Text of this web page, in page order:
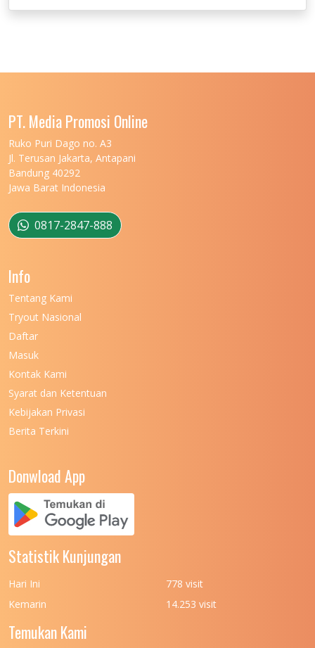
UNIVERSITAS JEMBER
UNIVERSITAS MALIKUSSALEH
UNIVERSITAS MARITIM RAJA ALI HAJI
UNIVERSITAS MATARAM
UNIVERSITAS MULAWARMAN
UNIVERSITAS MUSAMUS
UNIVERSITAS NEGERI KHAIRUN
UNIVERSITAS NEGERI MANADO
UNIVERSITAS NEGERI MEDAN
UNIVERSITAS NEGERI PADANG
UNIVERSITAS NUSA CENDANA
UNIVERSITAS PADJADJARAN
UNIVERSITAS PATTIMURA
(UPN) VETERAN JAKARTA
UNIVERSITAS PEMBANGUNAN NASIONAL
PT. Media Promosi Online
Ruko Puri Dago no. A3
Jl. Terusan Jakarta, Antapani
Bandung 40292
Jawa Barat Indonesia
0817-2847-888
Info
Tentang Kami
Tryout Nasional
Daftar
Masuk
Kontak Kami
Syarat dan Ketentuan
Kebijakan Privasi
Berita Terkini
Donwload App
Statistik Kunjungan
Hari Ini
778 visit
Kemarin
14.253 visit
Temukan Kami